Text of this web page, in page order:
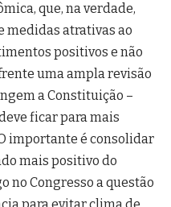
que, na verdade,
medidas atrativas ao
positivos e não
uma ampla revisão
a Constituição –
ficar para mais
importante é consolidar
mais positivo do
no Congresso a questão